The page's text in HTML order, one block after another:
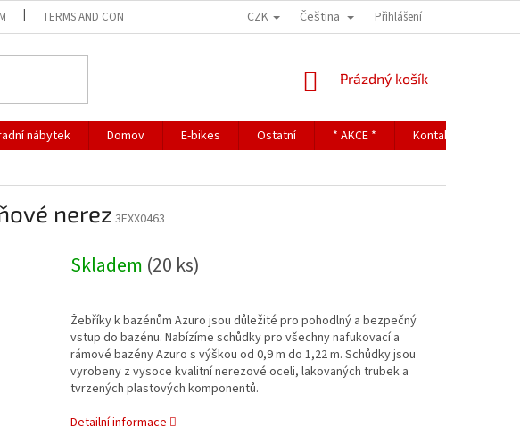
TERMS AND CONDITIONS TERMS OF PERSONAL DATA PROTECTION
CZK Čeština Přihlášení
NÁKUPNÍ
Prázdný košík
nábytek Domov E-bikes Ostatní * AKCE *
Kontakty
nerez 3EXX0463
Skladem (20 ks)
Žebříky k bazénům Azuro jsou důležité pro pohodlný a bezpečný
vstup do bazénu. Nabízíme schůdky pro všechny nafukovací a
rámové bazény Azuro s výškou od 0,9 m do 1,22 m. Schůdky jsou
vyrobeny z vysoce kvalitní nerezové oceli, lakovaných trubek a
tvrzených plastových komponentů.
Detailní informace